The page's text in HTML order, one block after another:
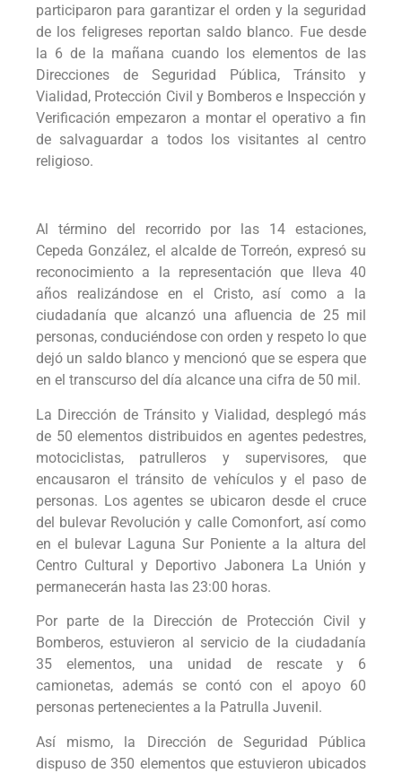
participaron para garantizar el orden y la seguridad
de los feligreses reportan saldo blanco. Fue desde
la 6 de la mañana cuando los elementos de las
Direcciones de Seguridad Pública, Tránsito y
Vialidad, Protección Civil y Bomberos e Inspección y
Verificación empezaron a montar el operativo a fin
de salvaguardar a todos los visitantes al centro
religioso.
Al término del recorrido por las 14 estaciones,
Cepeda González, el alcalde de Torreón, expresó su
reconocimiento a la representación que lleva 40
años realizándose en el Cristo, así como a la
ciudadanía que alcanzó una afluencia de 25 mil
personas, conduciéndose con orden y respeto lo que
dejó un saldo blanco y mencionó que se espera que
en el transcurso del día alcance una cifra de 50 mil.
La Dirección de Tránsito y Vialidad, desplegó más
de 50 elementos distribuidos en agentes pedestres,
motociclistas, patrulleros y supervisores, que
encausaron el tránsito de vehículos y el paso de
personas. Los agentes se ubicaron desde el cruce
del bulevar Revolución y calle Comonfort, así como
en el bulevar Laguna Sur Poniente a la altura del
Centro Cultural y Deportivo Jabonera La Unión y
permanecerán hasta las 23:00 horas.
Por parte de la Dirección de Protección Civil y
Bomberos, estuvieron al servicio de la ciudadanía
35 elementos, una unidad de rescate y 6
camionetas, además se contó con el apoyo 60
personas pertenecientes a la Patrulla Juvenil.
Así mismo, la Dirección de Seguridad Pública
dispuso de 350 elementos que estuvieron ubicados